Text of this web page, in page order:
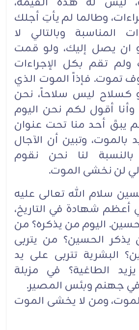
وطالما لم يأتِ أجلك
المناسبة وبالتالي لا
ان يصل إليك، ولو قمت
ولم تقم بكل الإجراءات
تموت. فإذاً الموت الذي
كسلاح ليس سلاحاً، نحن
أقول لكم نحن اليوم
يبقَ أحد منا تحت عنوان
بالموت، وتبين أن الآجال
بالنسبة لنا نحن نقوم
لن نخشى الموت.
سلام الله تعالى عليه
شهادة في التاريخ،
اليوم من يذكره؟ من
من يذكر الحسين؟ من يتربى
البشرية تتربى على يد
الطاغية؟ في مزبلة
في جهنم وبئس المصير.
ومن لا يخشى الموت